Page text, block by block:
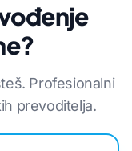
Profesionalni
prevoditelja.